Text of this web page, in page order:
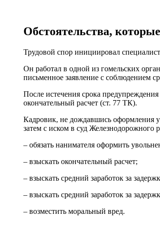
Обстоятельства,
Трудовой спор инициировал
Он работал в одной из гомельских
письменное заявление с соблюдением
После истечения срока
окончательный расчет (ст. 77 ТК).
Кадровик, не дождавшись оформления
затем с иском в суд Железнодорожного
– обязать нанимателя оформить
– взыскать окончательный расчет;
– взыскать средний заработок за
– взыскать средний заработок за
– возместить моральный вред.